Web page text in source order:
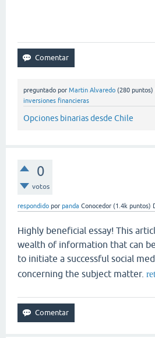
preguntado por Martin Alvaredo (280 puntos)
inversiones financieras
Opciones binarias desde Chile
0
votos
respondido por panda Conocedor (1.4k puntos)
Highly beneficial essay! This
wealth of information that can
to initiate a successful social
concerning the subject matter.